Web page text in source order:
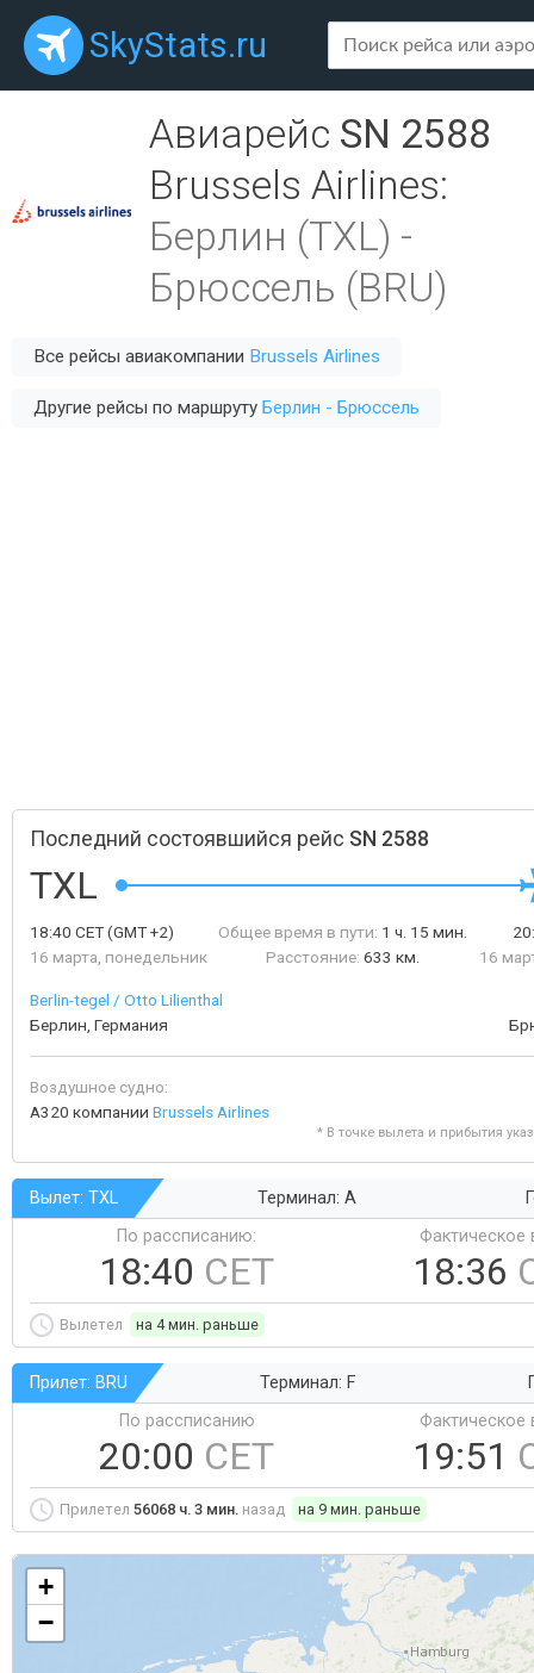
SkyStats.ru
Авиарейс SN 2588
Brussels Airlines:
Берлин (TXL) -
Брюссель (BRU)
Все рейсы авиакомпании Brussels Airlines
Другие рейсы по маршруту Берлин - Брюссель
Последний состоявшийся рейс SN 2588
TXL
18:40 CET(GMT +2)
16 марта, понедельник
Общее время в пути: 1 ч. 15 мин.
Расстояние: 633 км.
16
Berlin-tegel / Otto Lilienthal
Берлин, Германия
Воздушное судно:
A320 компании Brussels Airlines
* В точке вылета и прибытия
Вылет: TXL Терминал: A
По рассписанию:
18:40 CET
Фактическое
18:36
Вылетел на 4 мин. раньше
Прилет: BRU Терминал: F
По рассписанию
20:00 CET
Фактическое
19:51
Прилетел 56068 ч. 3 мин. назад на 9 мин. раньше
+
−